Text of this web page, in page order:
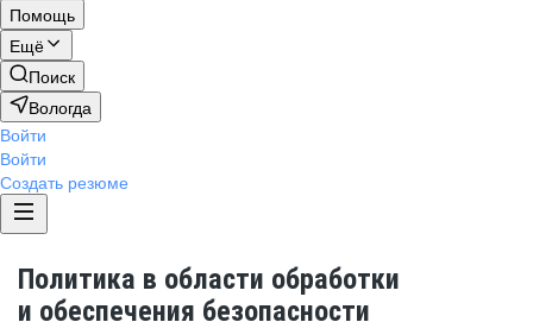
Помощь
Ещё
Поиск
Вологда
Войти
Войти
Создать резюме
Политика в области обработки
и обеспечения безопасности